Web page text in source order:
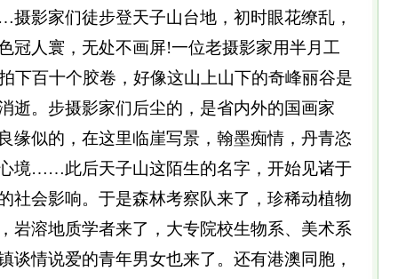
影家们徒步登天子山台地，初时眼花缭乱，
冠人寰，无处不画屏!一位老摄影家用半月工
下百十个胶卷，好像这山上山下的奇峰丽谷是
逝。步摄影家们后尘的，是省内外的国画家
缘似的，在这里临崖写景，翰墨痴情，丹青恣
境……此后天子山这陌生的名字，开始见诸于
社会影响。于是森林考察队来了，珍稀动植物
岩溶地质学者来了，大专院校生物系、美术系
谈情说爱的青年男女也来了。还有港澳同胞，